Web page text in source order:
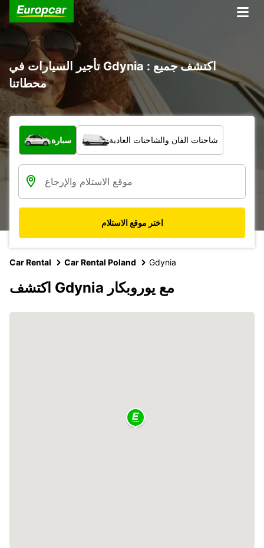
تأجير السيارات في Gdynia : اكتشف جميع
محطاتنا
ما نوع المركبة؟
سيارة شاحنات الفان والشاحنات العادية
اختر موقع الاستلام
Car Rental Car Rental Poland Gdynia
اكتشف Gdynia مع يوروبكار